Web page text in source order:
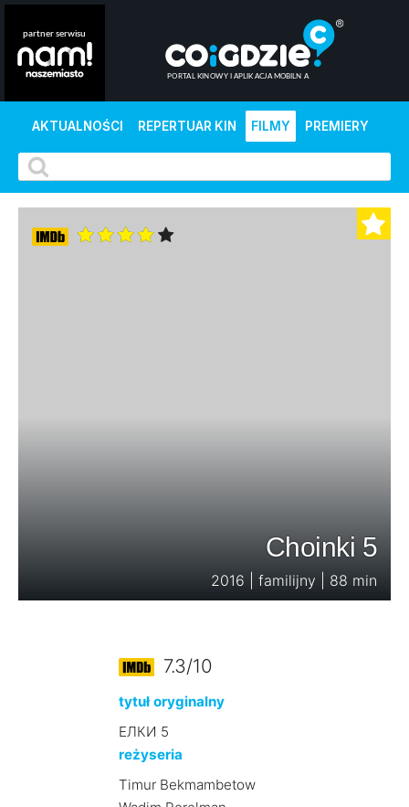
AKTUALNOŚCI REPERTUAR KIN FILMY PREMIERY
Choinki 5
2016 | familijny | 88 min
7.3/10
tytuł oryginalny
ЕЛКИ 5
reżyseria
Timur Bekmambetow